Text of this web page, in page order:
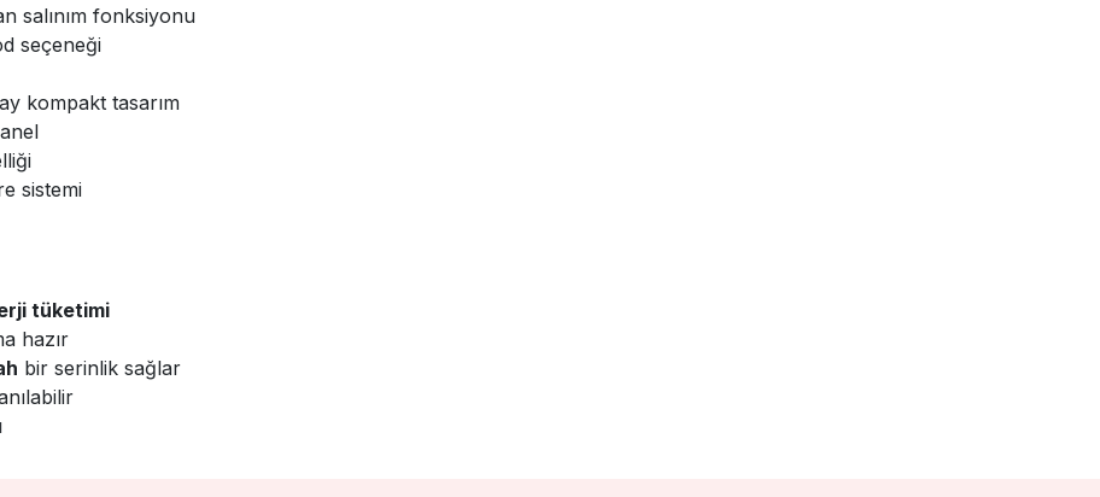
salınım fonksiyonu
seçeneği
kompakt tasarım
sistemi
tüketimi
hazır
bir serinlik sağlar